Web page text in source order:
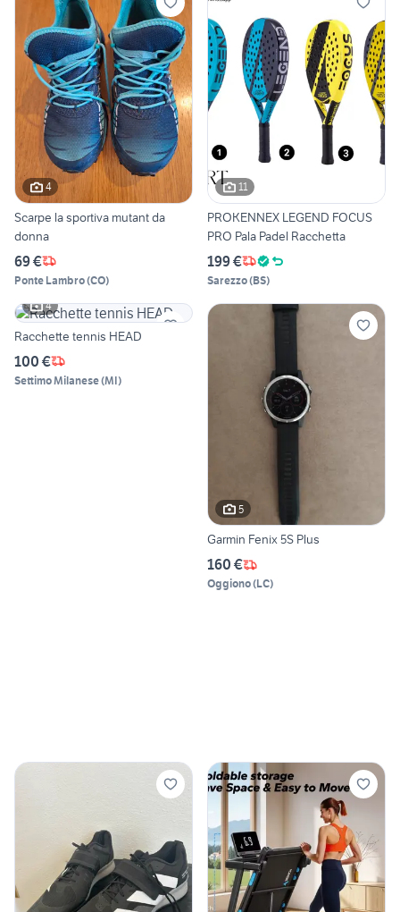
4
Scarpe la sportiva mutant da
donna
69 €
Ponte Lambro(CO)
11
PROKENNEX LEGEND FOCUS
PRO Pala Padel Racchetta
199 €
Sarezzo(BS)
4
Racchette tennis HEAD
100 €
Settimo Milanese(MI)
5
Garmin Fenix 5S Plus
160 €
Oggiono(LC)